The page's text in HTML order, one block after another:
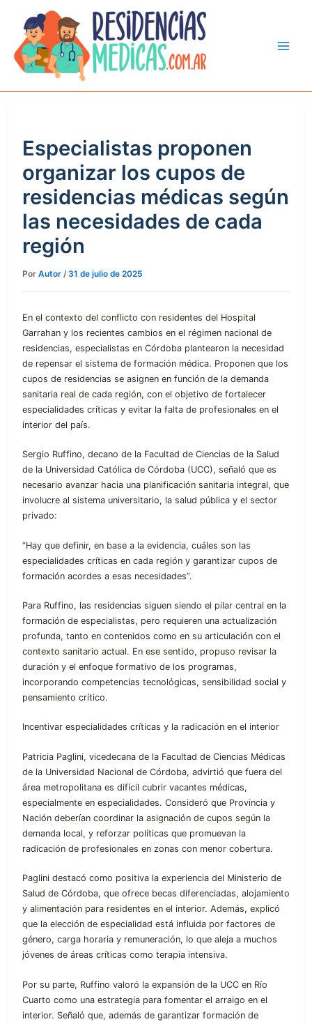
contenido
Especialistas proponen
organizar los cupos de
residencias médicas según
las necesidades de cada
región
Por Autor /31 de julio de 2025
En el contexto del conflicto con residentes del Hospital
Garrahan y los recientes cambios en el régimen nacional de
residencias, especialistas en Córdoba plantearon la necesidad
de repensar el sistema de formación médica. Proponen que los
cupos de residencias se asignen en función de la demanda
sanitaria real de cada región, con el objetivo de fortalecer
especialidades críticas y evitar la falta de profesionales en el
interior del país.
Sergio Ruffino, decano de la Facultad de Ciencias de la Salud
de la Universidad Católica de Córdoba (UCC), señaló que es
necesario avanzar hacia una planificación sanitaria integral, que
involucre al sistema universitario, la salud pública y el sector
privado:
“Hay que definir, en base a la evidencia, cuáles son las
especialidades críticas en cada región y garantizar cupos de
formación acordes a esas necesidades”.
Para Ruffino, las residencias siguen siendo el pilar central en la
formación de especialistas, pero requieren una actualización
profunda, tanto en contenidos como en su articulación con el
contexto sanitario actual. En ese sentido, propuso revisar la
duración y el enfoque formativo de los programas,
incorporando competencias tecnológicas, sensibilidad social y
pensamiento crítico.
Incentivar especialidades críticas y la radicación en el interior
Patricia Paglini, vicedecana de la Facultad de Ciencias Médicas
de la Universidad Nacional de Córdoba, advirtió que fuera del
área metropolitana es difícil cubrir vacantes médicas,
especialmente en especialidades. Consideró que Provincia y
Nación deberían coordinar la asignación de cupos según la
demanda local, y reforzar políticas que promuevan la
radicación de profesionales en zonas con menor cobertura.
Paglini destacó como positiva la experiencia del Ministerio de
Salud de Córdoba, que ofrece becas diferenciadas, alojamiento
y alimentación para residentes en el interior. Además, explicó
que la elección de especialidad está influida por factores de
género, carga horaria y remuneración, lo que aleja a muchos
jóvenes de áreas críticas como terapia intensiva.
Por su parte, Ruffino valoró la expansión de la UCC en Río
Cuarto como una estrategia para fomentar el arraigo en el
interior. Señaló que, además de garantizar formación de